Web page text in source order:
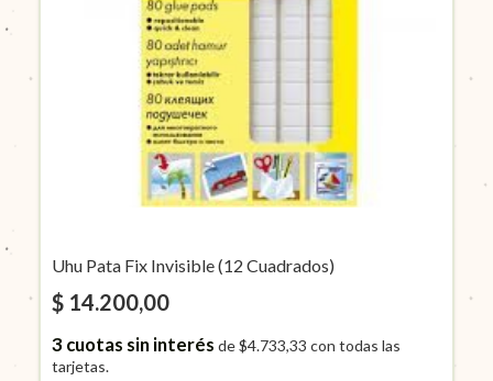
Uhu Pata Fix Invisible (12 Cuadrados)
$ 14.200,00
3cuotas sin interés de$4.733,33 con todas las
tarjetas.